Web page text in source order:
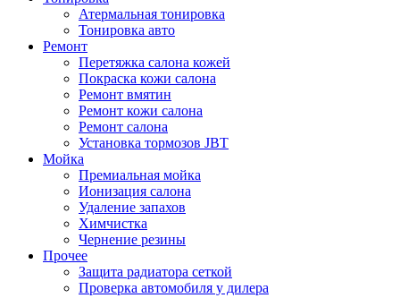
Атермальная тонировка
Тонировка авто
Ремонт
Перетяжка салона кожей
Покраска кожи салона
Ремонт вмятин
Ремонт кожи салона
Ремонт салона
Установка тормозов JBT
Мойка
Премиальная мойка
Ионизация салона
Удаление запахов
Химчистка
Чернение резины
Прочее
Защита радиатора сеткой
Проверка автомобиля у дилера